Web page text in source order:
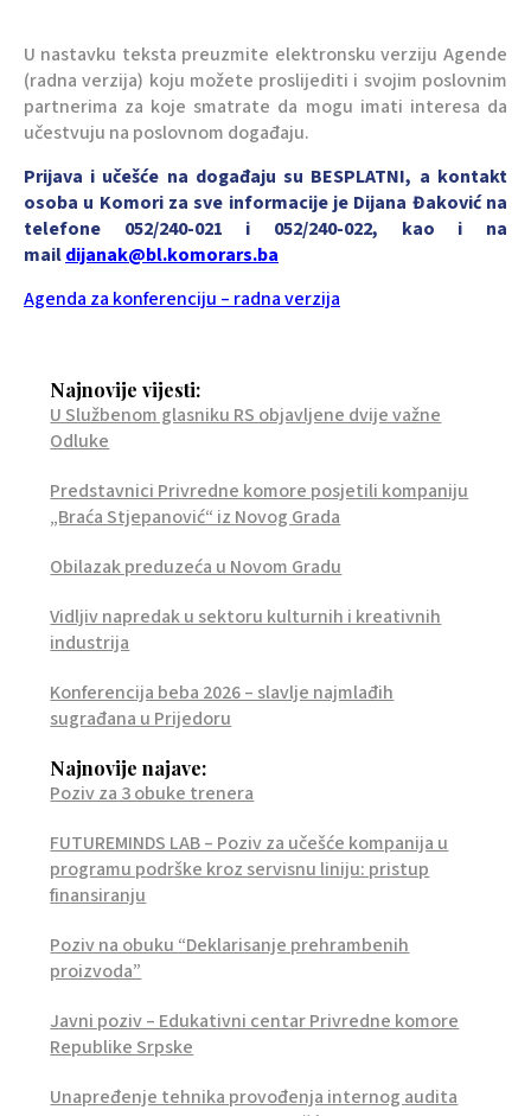
U nastavku teksta preuzmite elektronsku verziju Agende
(radna verzija) koju možete proslijediti i svojim poslovnim
partnerima za koje smatrate da mogu imati interesa da
učestvuju na poslovnom događaju.
Prijava i učešće na događaju su BESPLATNI, a kontakt
osoba u Komori za sve informacije je Dijana Đaković na
telefone 052/240-021 i 052/240-022, kao i na
maildijanak@bl.komorars.bа
Agenda za konferenciju – radna verzija
Najnovije vijesti:
U Službenom glasniku RS objavljene dvije važne
Odluke
Predstavnici Privredne komore posjetili kompaniju
„Braća Stjepanović“ iz Novog Grada
Obilazak preduzeća u Novom Gradu
Vidljiv napredak u sektoru kulturnih i kreativnih
industrija
Konferencija beba 2026 – slavlje najmlađih
sugrađana u Prijedoru
Najnovije najave:
Poziv za 3 obuke trenera
FUTUREMINDS LAB – Poziv za učešće kompanija u
programu podrške kroz servisnu liniju: pristup
finansiranju
Poziv na obuku “Deklarisanje prehrambenih
proizvoda”
Javni poziv – Edukativni centar Privredne komore
Republike Srpske
Unapređenje tehnika provođenja internog audita